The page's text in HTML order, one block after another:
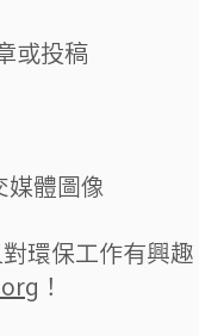
或投稿
媒體圖像
環保工作有興
！